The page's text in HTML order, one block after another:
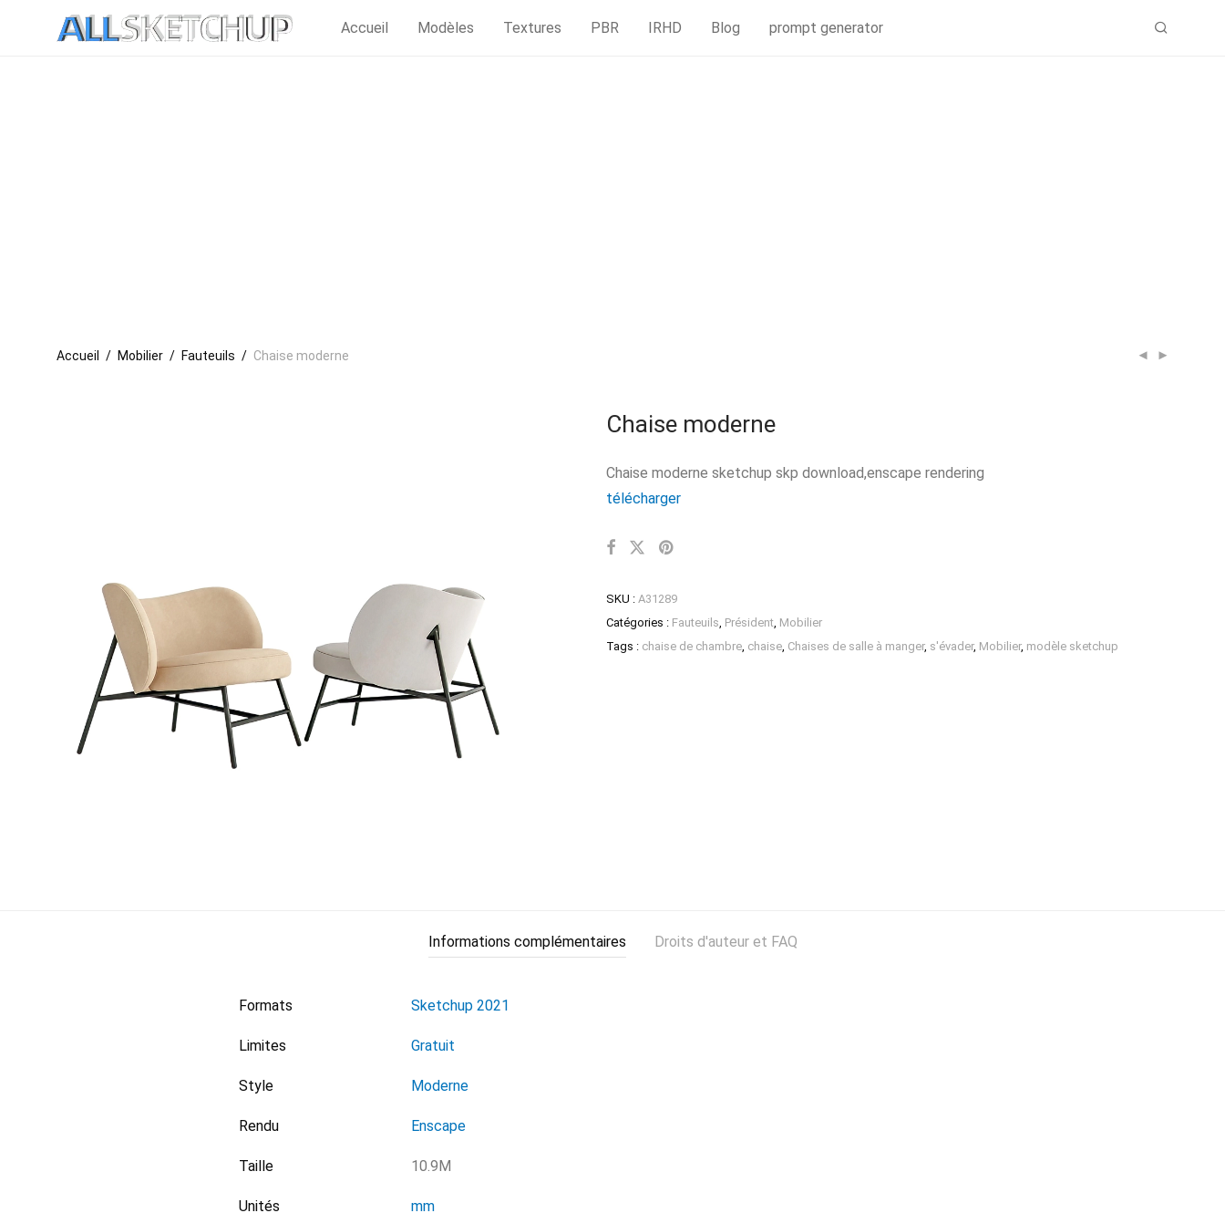
Accueil Modèles Textures PBR IRHD Blog prompt generator
Accueil / Mobilier / Fauteuils / Chaise moderne
Chaise moderne
Chaise moderne sketchup skp download,enscape rendering
télécharger
SKU :A31289
Catégories : Fauteuils, Président, Mobilier
Tags : chaise de chambre, chaise, Chaises de salle à manger, s'évader, Mobilier, modèle sketchup
Informations complémentaires Droits d'auteur et FAQ
Formats Sketchup 2021
Limites Gratuit
Style Moderne
Rendu Enscape
Taille 10.9M
Unités mm